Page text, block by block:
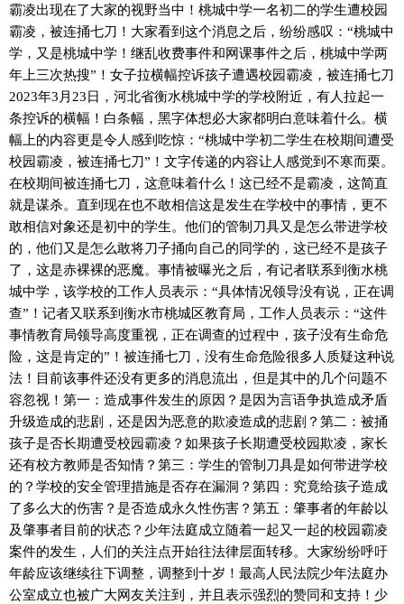
霸凌出现在了大家的视野当中！桃城中学一名初二的学生遭校园
霸凌，被连捅七刀！大家看到这个消息之后，纷纷感叹：“桃城中
学，又是桃城中学！继乱收费事件和网课事件之后，桃城中学两
年上三次热搜”！女子拉横幅控诉孩子遭遇校园霸凌，被连捅七刀
2023年3月23日，河北省衡水桃城中学的学校附近，有人拉起一
条控诉的横幅！白条幅，黑字体想必大家都明白意味着什么。横
幅上的内容更是令人感到吃惊：“桃城中学初二学生在校期间遭受
校园霸凌，被连捅七刀”！文字传递的内容让人感觉到不寒而栗。
在校期间被连捅七刀，这意味着什么！这已经不是霸凌，这简直
就是谋杀。直到现在也不敢相信这是发生在学校中的事情，更不
敢相信对象还是初中的学生。他们的管制刀具又是怎么带进学校
的，他们又是怎么敢将刀子捅向自己的同学的，这已经不是孩子
了，这是赤裸裸的恶魔。事情被曝光之后，有记者联系到衡水桃
城中学，该学校的工作人员表示：“具体情况领导没有说，正在调
查”！记者又联系到衡水市桃城区教育局，工作人员表示：“这件
事情教育局领导高度重视，正在调查的过程中，孩子没有生命危
险，这是肯定的”！被连捅七刀，没有生命危险很多人质疑这种说
法！目前该事件还没有更多的消息流出，但是其中的几个问题不
容忽视！第一：造成事件发生的原因？是因为言语争执造成矛盾
升级造成的悲剧，还是因为恶意的欺凌造成的悲剧？第二：被捅
孩子是否长期遭受校园霸凌？如果孩子长期遭受校园欺凌，家长
还有校方教师是否知情？第三：学生的管制刀具是如何带进学校
的？学校的安全管理措施是否存在漏洞？第四：究竟给孩子造成
了多么大的伤害？是否造成永久性伤害？第五：肇事者的年龄以
及肇事者目前的状态？少年法庭成立随着一起又一起的校园霸凌
案件的发生，人们的关注点开始往法律层面转移。大家纷纷呼吁
年龄应该继续往下调整，调整到十岁！最高人民法院少年法庭办
公室成立也被广大网友关注到，并且表示强烈的赞同和支持！少